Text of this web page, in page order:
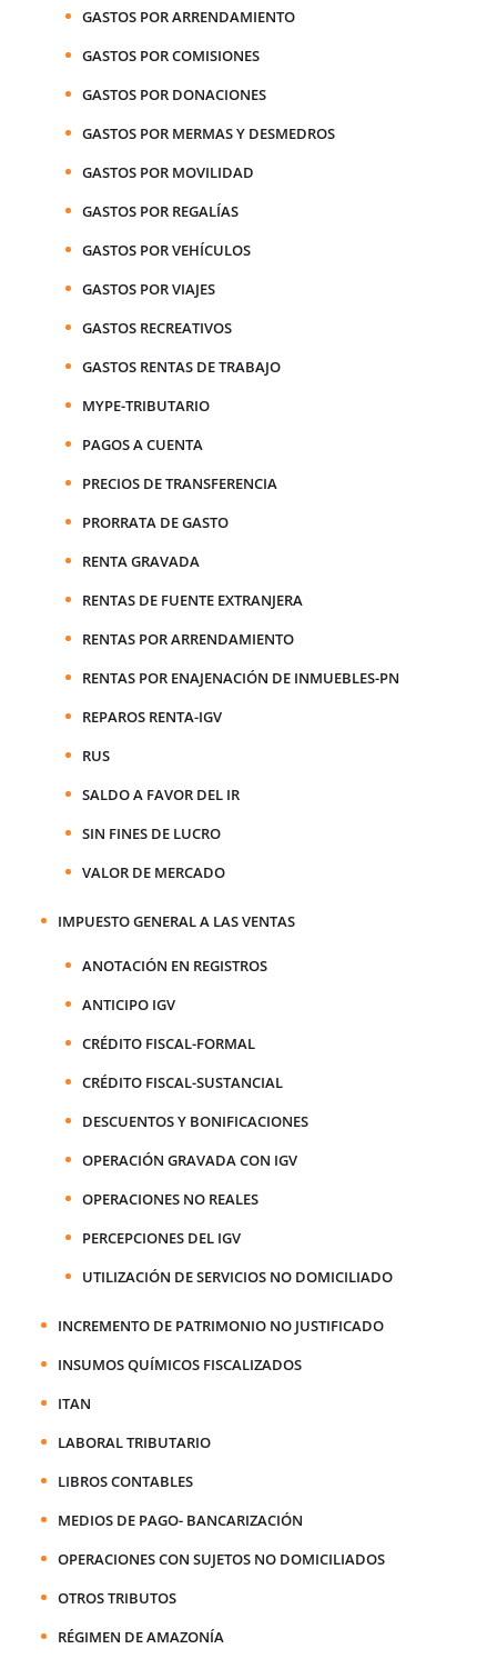
GASTOS POR ARRENDAMIENTO
GASTOS POR COMISIONES
GASTOS POR DONACIONES
GASTOS POR MERMAS Y DESMEDROS
GASTOS POR MOVILIDAD
GASTOS POR REGALÍAS
GASTOS POR VEHÍCULOS
GASTOS POR VIAJES
GASTOS RECREATIVOS
GASTOS RENTAS DE TRABAJO
MYPE-TRIBUTARIO
PAGOS A CUENTA
PRECIOS DE TRANSFERENCIA
PRORRATA DE GASTO
RENTA GRAVADA
RENTAS DE FUENTE EXTRANJERA
RENTAS POR ARRENDAMIENTO
RENTAS POR ENAJENACIÓN DE INMUEBLES-PN
REPAROS RENTA-IGV
RUS
SALDO A FAVOR DEL IR
SIN FINES DE LUCRO
VALOR DE MERCADO
IMPUESTO GENERAL A LAS VENTAS
ANOTACIÓN EN REGISTROS
ANTICIPO IGV
CRÉDITO FISCAL-FORMAL
CRÉDITO FISCAL-SUSTANCIAL
DESCUENTOS Y BONIFICACIONES
OPERACIÓN GRAVADA CON IGV
OPERACIONES NO REALES
PERCEPCIONES DEL IGV
UTILIZACIÓN DE SERVICIOS NO DOMICILIADO
INCREMENTO DE PATRIMONIO NO JUSTIFICADO
INSUMOS QUÍMICOS FISCALIZADOS
ITAN
LABORAL TRIBUTARIO
LIBROS CONTABLES
MEDIOS DE PAGO- BANCARIZACIÓN
OPERACIONES CON SUJETOS NO DOMICILIADOS
OTROS TRIBUTOS
RÉGIMEN DE AMAZONÍA